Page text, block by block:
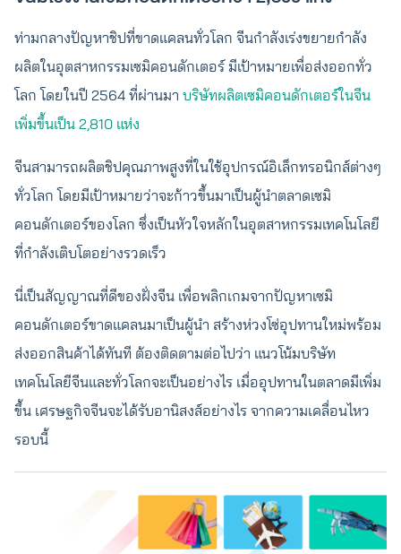
ท่ามกลางปัญหาชิปที่ขาดแคลนทั่วโลก จีนกำลังเร่งขยายกำลัง
ผลิตในอุตสาหกรรมเซมิคอนดักเตอร์ มีเป้าหมายเพื่อส่งออกทั่ว
โลก โดยในปี 2564 ที่ผ่านมา บริษัทผลิตเซมิคอนดักเตอร์ในจีน
เพิ่มขึ้นเป็น 2,810 แห่ง
จีนสามารถผลิตชิปคุณภาพสูงที่ในใช้อุปกรณ์อิเล็กทรอนิกส์ต่างๆ
ทั่วโลก โดยมีเป้าหมายว่าจะก้าวขึ้นมาเป็นผู้นำตลาดเซมิ
คอนดักเตอร์ของโลก ซึ่งเป็นหัวใจหลักในอุตสาหกรรมเทคโนโลยี
ที่กำลังเติบโตอย่างรวดเร็ว
นี่เป็นสัญญาณที่ดีของฝั่งจีน เพื่อพลิกเกมจากปัญหาเซมิ
คอนดักเตอร์ขาดแคลนมาเป็นผู้นำ สร้างห่วงโซ่อุปทานใหม่พร้อม
ส่งออกสินค้าได้ทันที ต้องติดตามต่อไปว่า แนวโน้มบริษัท
เทคโนโลยีจีนและทั่วโลกจะเป็นอย่างไร เมื่ออุปทานในตลาดมีเพิ่ม
ขึ้น เศรษฐกิจจีนจะได้รับอานิสงส์อย่างไร จากความเคลื่อนไหว
รอบนี้